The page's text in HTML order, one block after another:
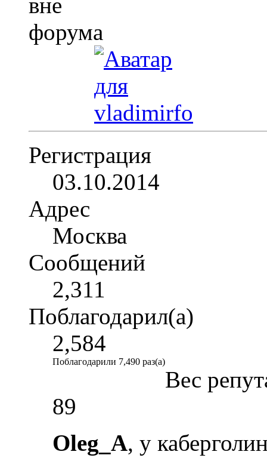
Регистрация
03.10.2014
Адрес
Москва
Сообщений
2,311
Поблагодарил(а)
2,584
Поблагодарили 7,490 раз(а)
Вес
89
Oleg_A, у